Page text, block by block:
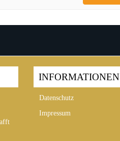
INFORMATIONEN
Datenschutz
Impressum